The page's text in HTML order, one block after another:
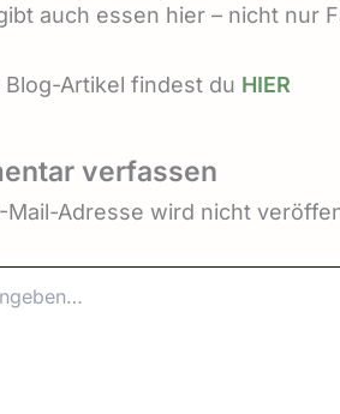
auch essen hier – nicht nur
Blog-Artikel findest du HIER
verfassen
Mail-Adresse wird nicht